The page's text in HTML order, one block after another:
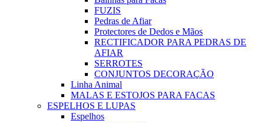
FUZIS
Pedras de Afiar
Protectores de Dedos e Mãos
RECTIFICADOR PARA PEDRAS DE
AFIAR
SERROTES
CONJUNTOS DECORAÇÃO
Linha Animal
MALAS E ESTOJOS PARA FACAS
ESPELHOS E LUPAS
Espelhos